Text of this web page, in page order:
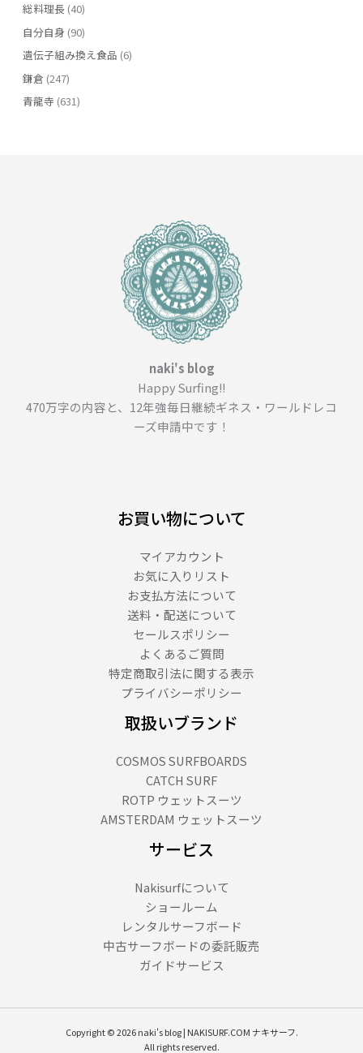
総料理長 (40)
自分自身 (90)
遺伝子組み換え食品 (6)
鎌倉 (247)
青龍寺 (631)
naki's blog
Happy Surfing!!
470万字の内容と、12年強毎日継続ギネス・ワールドレコ
ーズ申請中です！
お買い物について
マイアカウント
お気に入りリスト
お支払方法について
送料・配送について
セールスポリシー
よくあるご質問
特定商取引法に関する表示
プライバシーポリシー
取扱いブランド
COSMOS SURFBOARDS
CATCH SURF
ROTP ウェットスーツ
AMSTERDAM ウェットスーツ
サービス
Nakisurfについて
ショールーム
レンタルサーフボード
中古サーフボードの委託販売
ガイドサービス
Copyright © 2026 naki's blog | NAKISURF.COM ナキサーフ.
All rights reserved.